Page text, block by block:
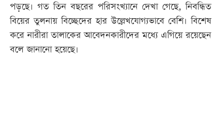
ছবি
ভিডিও
পড়ছে। গত তিন বছরের পরিসংখ্যানে দেখা গেছে, নিবন্ধিত
বিয়ের তুলনায় বিচ্ছেদের হার উল্লেখযোগ্যভাবে বেশি। বিশেষ
করে নারীরা তালাকের আবেদনকারীদের মধ্যে এগিয়ে রয়েছেন
বলে জানানো হয়েছে।